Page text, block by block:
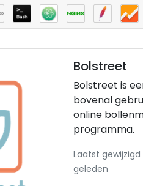
Bolstreet
Bolstreet is
bovenal
online
programma.
Laatst
geleden